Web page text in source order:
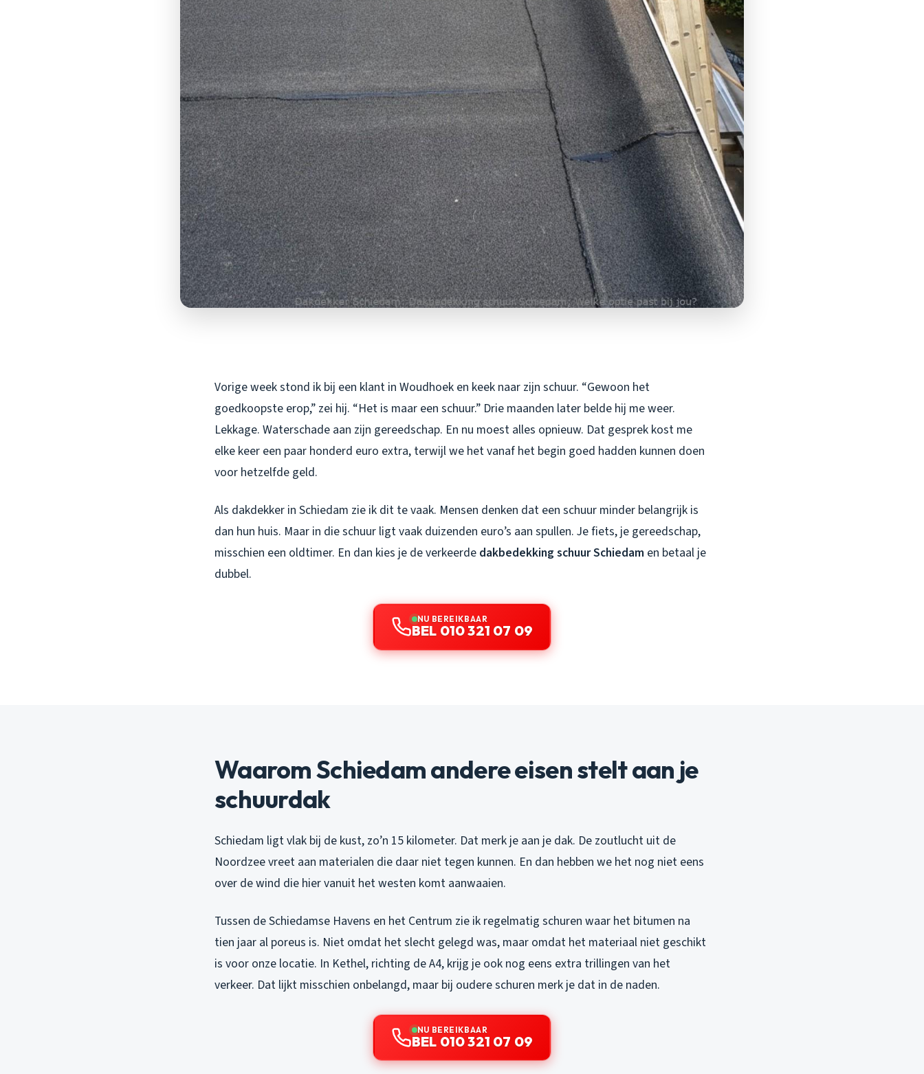
Vorige week stond ik bij een klant in Woudhoek en keek naar zijn schuur. “Gewoon het
goedkoopste erop,” zei hij. “Het is maar een schuur.” Drie maanden later belde hij me weer.
Lekkage. Waterschade aan zijn gereedschap. En nu moest alles opnieuw. Dat gesprek kost me
elke keer een paar honderd euro extra, terwijl we het vanaf het begin goed hadden kunnen doen
voor hetzelfde geld.
Als dakdekker in Schiedam zie ik dit te vaak. Mensen denken dat een schuur minder belangrijk is
dan hun huis. Maar in die schuur ligt vaak duizenden euro’s aan spullen. Je fiets, je gereedschap,
misschien een oldtimer. En dan kies je de verkeerde dakbedekking schuur Schiedam en betaal je
dubbel.
NU BEREIKBAAR
BEL 010 321 07 09
Waarom Schiedam andere eisen stelt aan je
schuurdak
Schiedam ligt vlak bij de kust, zo’n 15 kilometer. Dat merk je aan je dak. De zoutlucht uit de
Noordzee vreet aan materialen die daar niet tegen kunnen. En dan hebben we het nog niet eens
over de wind die hier vanuit het westen komt aanwaaien.
Tussen de Schiedamse Havens en het Centrum zie ik regelmatig schuren waar het bitumen na
tien jaar al poreus is. Niet omdat het slecht gelegd was, maar omdat het materiaal niet geschikt
is voor onze locatie. In Kethel, richting de A4, krijg je ook nog eens extra trillingen van het
verkeer. Dat lijkt misschien onbelangd, maar bij oudere schuren merk je dat in de naden.
NU BEREIKBAAR
BEL 010 321 07 09